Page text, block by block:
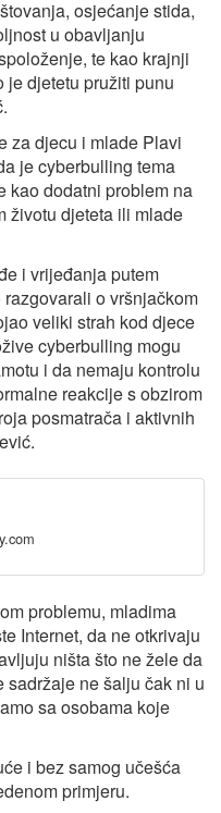
osjećanje stida,
u obavljanju
te kao krajnji
djetetu pružiti punu
za djecu i mlade Plavi
je cyberbulling tema
kao dodatni problem na
životu djeteta ili mlade
i vrijeđanja putem
o vršnjačkom
veliki strah kod djece
cyberbulling mogu
i da nemaju kontrolu
reakcije s obzirom
posmatrača i aktivnih
problemu, mladima
Internet, da ne otkrivaju
ništa što ne žele da
sadržaje ne šalju čak ni u
sa osobama koje
i bez samog učešća
primjeru.